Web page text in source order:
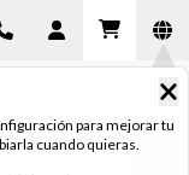
para mejorar tu
cuando quieras.